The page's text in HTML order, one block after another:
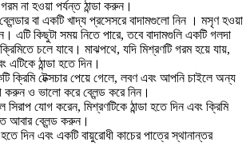
গরম না হওয়া পর্যন্ত ঠান্ডা করুন।
বা একটি খাদ্য প্রসেসরে বাদামগুলো নিন । মসৃণ হওয়া
এটি কিছুটা সময় নিতে পারে, তবে বাদামগুলি একটি গলদা
চলে যাবে। মাঝপথে, যদি মিশ্রণটি গরম হয়ে যায়,
ঠান্ডা হতে দিন।
ক্রিমি টেক্সচার পেয়ে গেলে, লবণ এবং আপনি চাইলে অন্য
ও ভালো করে ব্লেন্ড করে নিন।
যোগ করেন, মিশ্রণটিকে ঠান্ডা হতে দিন এবং ক্রিমি
আবার ব্লেন্ড করুন।
হতে দিন এবং একটি বায়ুরোধী কাচের পাত্রে স্থানান্তর